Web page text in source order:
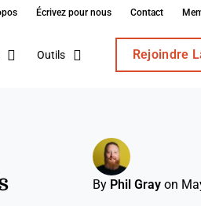
Écrivez pour nous Contact
Outils Rejoindre
By Phil Gray on